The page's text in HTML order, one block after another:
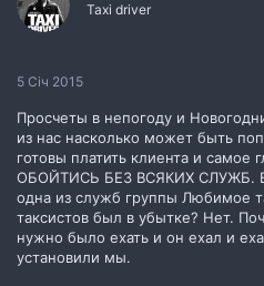
Taxi driver
5 Січ 2015
Просчеты в непогоду и
из нас насколько может быть
готовы платить клиента и
ОБОЙТИСЬ БЕЗ ВСЯКИХ СЛУЖБ. В
одна из служб группы Любимое
таксистов был в убытке? Нет.
нужно было ехать и он ехал и
установили мы.